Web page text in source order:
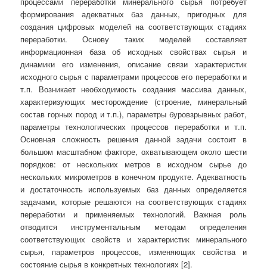
формирования адекватных баз данных, пригодных для
создания цифровых моделей на соответствующих стадиях
переработки. Основу таких моделей составляет
информационная база об исходных свойствах сырья и
динамики его изменения, описание связи характеристик
исходного сырья с параметрами процессов его переработки и
т.п. Возникает необходимость создания массива данных,
характеризующих месторождение (строение, минеральный
состав горных пород и т.п.), параметры буровзрывных работ,
параметры технологических процессов переработки и т.п.
Основная сложность решения данной задачи состоит в
большом масштабном факторе, охватывающем около шести
порядков: от нескольких метров в исходном сырье до
нескольких микрометров в конечном продукте. Адекватность
и достаточность используемых баз данных определяется
задачами, которые решаются на соответствующих стадиях
переработки и применяемых технологий. Важная роль
отводится инструментальным методам определения
соответствующих свойств и характеристик минерального
сырья, параметров процессов, изменяющих свойства и
состояние сырья в конкретных технологиях [2].